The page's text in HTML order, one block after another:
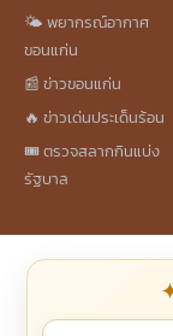
🌤️ พยากรณ์อากาศ
ขอนแก่น
📰 ข่าวขอนแก่น
🔥 ข่าวเด่นประเด็นร้อน
🎟️ ตรวจสลากกินแบ่ง
รัฐบาล